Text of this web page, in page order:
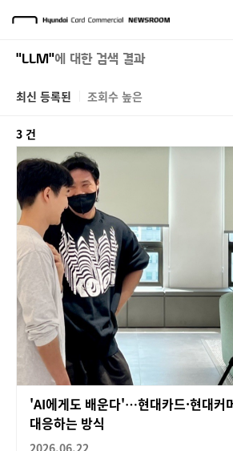
"LLM"에 대한 검색 결과
최신 등록된 조회수 높은
3 건
'AI에게도 배운다'…현대카드·현대커
대응하는 방식